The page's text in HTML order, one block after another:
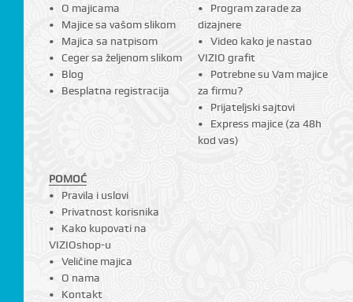
O majicama
Majice sa vašom slikom
Majica sa natpisom
Ceger sa željenom slikom
Blog
Besplatna registracija
Program zarade za
dizajnere
Video kako je nastao
VIZIO grafit
Potrebne su Vam majice
za firmu?
Prijateljski sajtovi
Express majice (za 48h
kod vas)
POMOĆ
Pravila i uslovi
Privatnost korisnika
Kako kupovati na
VIZIOshop-u
Veličine majica
O nama
Kontakt